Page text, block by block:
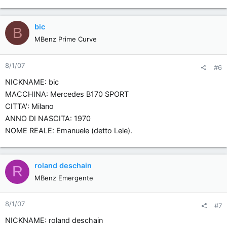
B bic
MBenz Prime Curve
8/1/07 #6
NICKNAME: bic
MACCHINA: Mercedes B170 SPORT
CITTA': Milano
ANNO DI NASCITA: 1970
NOME REALE: Emanuele (detto Lele).
R roland deschain
MBenz Emergente
8/1/07 #7
NICKNAME: roland deschain